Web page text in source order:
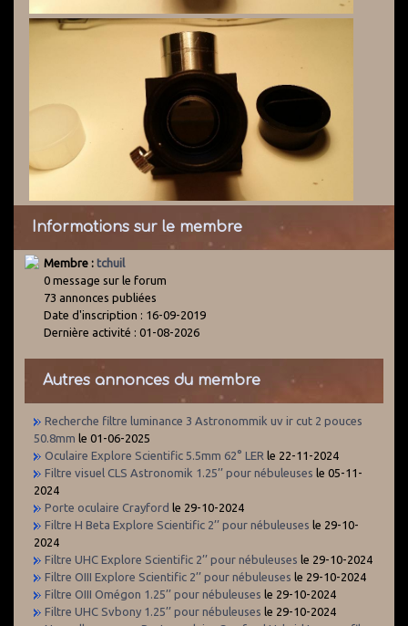
Informations sur le membre
Membre : tchuil
0 message sur le forum
73 annonces publiées
Date d'inscription : 16-09-2019
Dernière activité : 01-08-2026
Autres annonces du membre
Recherche filtre luminance 3 Astronommik uv ir cut 2 pouces
50.8mm le 01-06-2025
Oculaire Explore Scientific 5.5mm 62° LER le 22-11-2024
Filtre visuel CLS Astronomik 1.25’’ pour nébuleuses le 05-11-
2024
Porte oculaire Crayford le 29-10-2024
Filtre H Beta Explore Scientific 2’’ pour nébuleuses le 29-10-
2024
Filtre UHC Explore Scientific 2’’ pour nébuleuses le 29-10-2024
Filtre OIII Explore Scientific 2’’ pour nébuleuses le 29-10-2024
Filtre OIII Omégon 1.25’’ pour nébuleuses le 29-10-2024
Filtre UHC Svbony 1.25’’ pour nébuleuses le 29-10-2024